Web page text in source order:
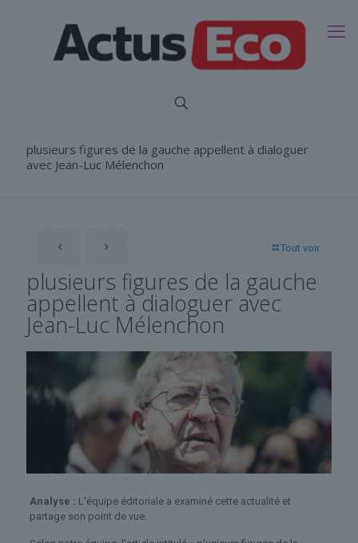
plusieurs figures de la gauche appellent à dialoguer
avec Jean-Luc Mélenchon
Tout voir
plusieurs figures de la gauche
appellent à dialoguer avec
Jean-Luc Mélenchon
Analyse : L'équipe éditoriale a examiné cette actualité et
partage son point de vue.